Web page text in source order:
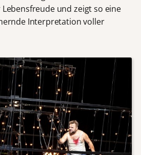
und zeigt so eine
Interpretation voller